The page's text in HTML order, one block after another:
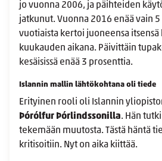
jo vuonna 2006, ja päihteiden
jatkunut. Vuonna 2016 enää vain
vuotiaista kertoi juoneensa
kuukauden aikana. Päivittäin
kesäisissä enää 3 prosenttia.
Islannin mallin lähtökohtana oli tiede
Erityinen rooli oli Islannin
Þórólfur Þórlindssonilla. Hän
tekemään muutosta. Tästä häntä
kritisoitiin. Nyt on aika kiittää.